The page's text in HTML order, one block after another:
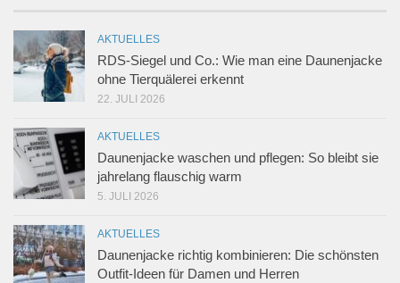
AKTUELLES
RDS-Siegel und Co.: Wie man eine Daunenjacke
ohne Tierquälerei erkennt
22. JULI 2026
AKTUELLES
Daunenjacke waschen und pflegen: So bleibt sie
jahrelang flauschig warm
5. JULI 2026
AKTUELLES
Daunenjacke richtig kombinieren: Die schönsten
Outfit-Ideen für Damen und Herren